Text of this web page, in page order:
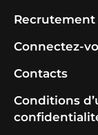
Recrutement
Connectez-
Contacts
Conditions